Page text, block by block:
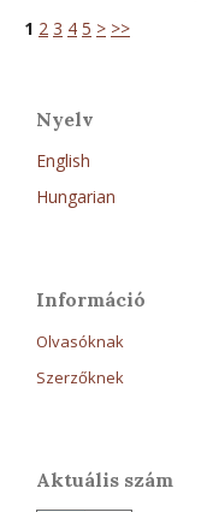
1 2 3 4 5 > >>
Nyelv
English
Hungarian
Információ
Olvasóknak
Szerzőknek
Aktuális szám